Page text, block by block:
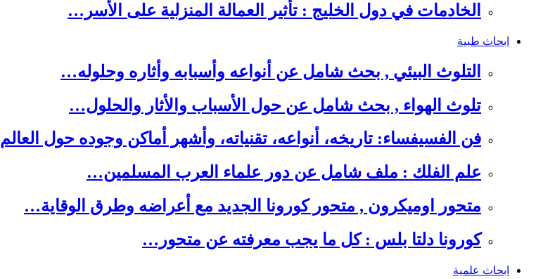
الخادمات في دول الخليج : تأثير العمالة المنزلية على الأسر…
ابحاث طبية
التلوث البيئي , بحث شامل عن أنواعه وأسبابه وأثاره وحلوله…
تلوث الهواء , بحث شامل عن حول الأسباب والأثار والحلول…
فن الفسيفساء: تاريخه، أنواعه، تقنياته، وأشهر أماكن وجوده حول العالم
علم الفلك : ملف شامل عن دور علماء العرب المسلمين…
متحور اوميكرون , متحور كورونا الجديد مع أعراضه وطرق الوقاية…
كورونا دلتا بلس : كل ما يجب معرفته عن متحور…
ابحاث علمية